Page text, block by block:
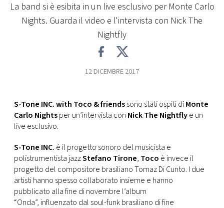
CONCORSI
TV
DI
MONACO
RMC
CONSIGLIA
La band si è esibita in un live esclusivo per Monte Carlo
Nights. Guarda il video e l'intervista con Nick The
Nightfly
12 DICEMBRE 2017
S-Tone INC. with Toco & friendssono stati ospiti diMonte
Carlo Nightsper un’intervista con Nick The Nightflye un
live esclusivo.
S-Tone INC. è il progetto sonoro del musicista e
polistrumentista jazzStefano Tirone, Toco è invece il
progetto del compositore brasiliano Tomaz Di Cunto. I due
artisti hanno spesso collaborato insieme e hanno
pubblicato alla fine di novembre l’album
“Onda”, influenzato dal soul-funk brasiliano di fine